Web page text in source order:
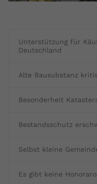
Unterstützung für
Deutschland
Alte Bausubstanz
Besonderheit
Bestandsschutz
Selbst kleine
Es gibt keine